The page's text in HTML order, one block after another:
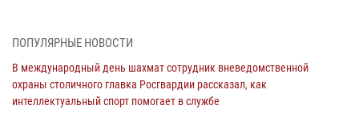
В Главном управлении Росгвардии по городу Москве подвели итоги
03 августа 2026, 13:00
На востоке Москвы сотрудники Росгвардии задержали мужчину,
ПОПУЛЯРНЫЕ НОВОСТИ
В международный день шахмат сотрудник вневедомственной
охраны столичного главка Росгвардии рассказал, как
интеллектуальный спорт помогает в службе